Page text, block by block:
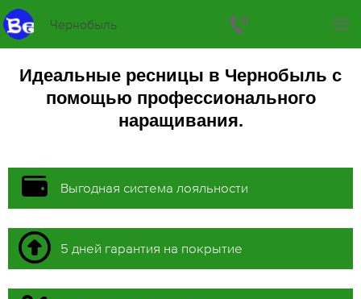
Чернобыль
Идеальные ресницы в Чернобыль с
помощью профессионального
наращивания.
Выгодная система лояльности
5 дней гарантия на покрытие